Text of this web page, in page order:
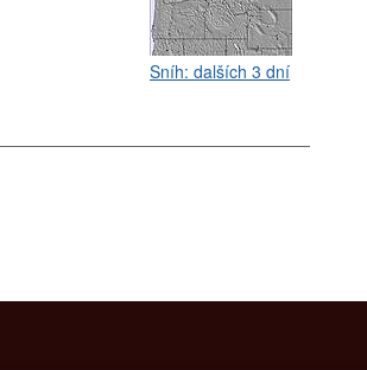
Sníh: dalších 3 dní